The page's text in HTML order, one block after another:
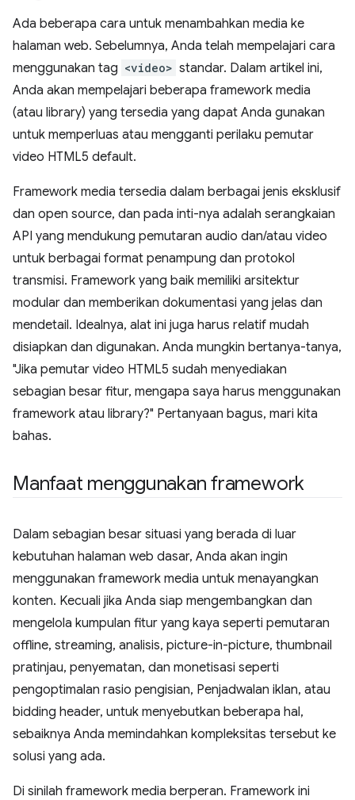
Ada beberapa cara untuk menambahkan media ke
halaman web. Sebelumnya, Anda telah mempelajari cara
menggunakan tag <video> standar. Dalam artikel ini,
Anda akan mempelajari beberapa framework media
(atau library) yang tersedia yang dapat Anda gunakan
untuk memperluas atau mengganti perilaku pemutar
video HTML5 default.
Framework media tersedia dalam berbagai jenis eksklusif
dan open source, dan pada inti-nya adalah serangkaian
API yang mendukung pemutaran audio dan/atau video
untuk berbagai format penampung dan protokol
transmisi. Framework yang baik memiliki arsitektur
modular dan memberikan dokumentasi yang jelas dan
mendetail. Idealnya, alat ini juga harus relatif mudah
disiapkan dan digunakan. Anda mungkin bertanya-tanya,
"Jika pemutar video HTML5 sudah menyediakan
sebagian besar fitur, mengapa saya harus menggunakan
framework atau library?" Pertanyaan bagus, mari kita
bahas.
Manfaat menggunakan framework
Dalam sebagian besar situasi yang berada di luar
kebutuhan halaman web dasar, Anda akan ingin
menggunakan framework media untuk menayangkan
konten. Kecuali jika Anda siap mengembangkan dan
mengelola kumpulan fitur yang kaya seperti pemutaran
offline, streaming, analisis, picture-in-picture, thumbnail
pratinjau, penyematan, dan monetisasi seperti
pengoptimalan rasio pengisian, Penjadwalan iklan, atau
bidding header, untuk menyebutkan beberapa hal,
sebaiknya Anda memindahkan kompleksitas tersebut ke
solusi yang ada.
Di sinilah framework media berperan. Framework ini